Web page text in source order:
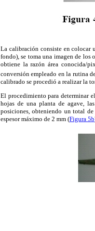
La calibración consiste en colocar
fondo), se toma una imagen de los
obtiene la razón área conocida/
conversión empleado en la rutina
calibrado se procedió a realizar la
El procedimiento para determinar
hojas de una planta de agave,
posiciones, obteniendo un total
espesor máximo de 2 mm (Figura 5b